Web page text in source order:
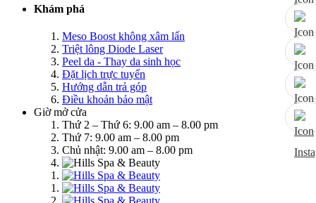
Khám phá
Meso Boost không xâm lấn
Triệt lông Diode Laser
Peel da - Thay da sinh học
Đặt lịch trực tuyến
Hướng dẫn trả góp
Điều khoản bảo mật
Giờ mở cửa
Thứ 2 – Thứ 6: 9.00 am – 8.00 pm
Thứ 7: 9.00 am – 8.00 pm
Chủ nhật: 9.00 am – 8.00 pm